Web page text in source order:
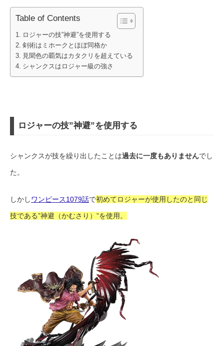
Table of Contents
ロジャーの技”神避”を使用する
剣術はミホークとほぼ同格か
見聞色の覇気はカタクリを超えている
シャンクスはロジャー級の強さ
ロジャーの技”神避”を使用する
シャンクスが技を繰り出したことは過去に一度もありませんでし
た。
しかしワンピース1079話で初めてロジャーが使用したのと同じ
技である”神避（かむさり）”を使用。